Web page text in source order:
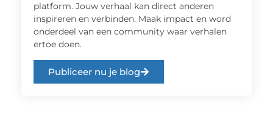
platform. Jouw verhaal kan direct anderen
inspireren en verbinden. Maak impact en word
onderdeel van een community waar verhalen
ertoe doen.
Publiceer nu je blog